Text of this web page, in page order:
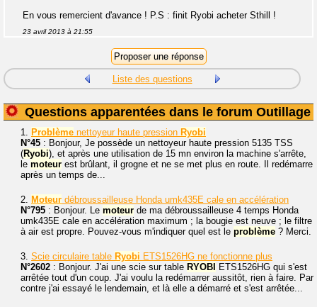
En vous remercient d'avance ! P.S : finit Ryobi acheter Sthill !
23 avril 2013 à 21:55
Liste des questions
Questions apparentées dans le forum Outillage
1. Problème nettoyeur haute pression Ryobi
N°45 : Bonjour, Je possède un nettoyeur haute pression 5135 TSS
(Ryobi), et après une utilisation de 15 mn environ la machine s'arrête,
le moteur est brûlant, il grogne et ne se met plus en route. Il redémarre
après un temps de...
2. Moteur débroussailleuse Honda umk435E cale en accélération
N°795 : Bonjour. Le moteur de ma débroussailleuse 4 temps Honda
umk435E cale en accélération maximum ; la bougie est neuve ; le filtre
à air est propre. Pouvez-vous m'indiquer quel est le problème ? Merci.
3. Scie circulaire table Ryobi ETS1526HG ne fonctionne plus
N°2602 : Bonjour. J'ai une scie sur table RYOBI
ETS1526HG qui s'est
arrêtée tout d'un coup. J'ai voulu la redémarrer aussitôt, rien à faire. Par
contre j'ai essayé le lendemain, et là elle a démarré et s'est arrêtée...